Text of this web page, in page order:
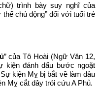
trình bày suy nghĩ của
chủ động” đối với tuổi trẻ
” của Tô Hoài (Ngữ Văn 12,
kiện đánh dấu bước ngoặt
kiện Mỵ bị bắt về làm dâu
Mỵ cắt dây trói cứu A Phủ.